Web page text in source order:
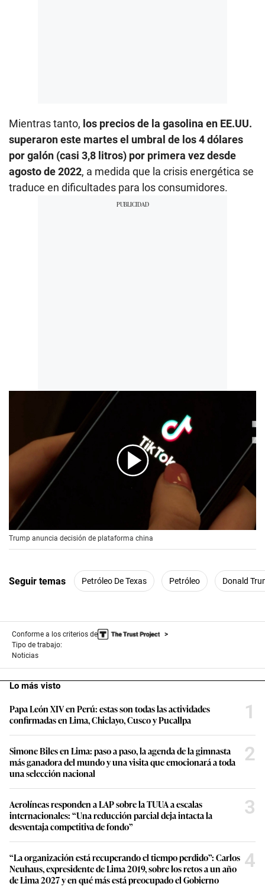
Mientras tanto, los precios de la gasolina en EE.UU.
superaron este martes el umbral de los 4 dólares
por galón (casi 3,8 litros) por primera vez desde
agosto de 2022, a medida que la crisis energética se
traduce en dificultades para los consumidores.
Trump anuncia decisión de plataforma china
Seguir temas Petróleo De Texas Petróleo Donald
Conforme a los criterios de
Tipo de trabajo:
Noticias
Lo más visto
Papa León XIV en Perú: estas son todas las actividades
confirmadas en Lima, Chiclayo, Cusco y Pucallpa
1
Simone Biles en Lima: paso a paso, la agenda de la gimnasta
más ganadora del mundo y una visita que emocionará a toda
una selección nacional
2
Aerolíneas responden a LAP sobre la TUUA a escalas
internacionales: “Una reducción parcial deja intacta la
desventaja competitiva de fondo”
3
“La organización está recuperando el tiempo perdido”: Carlos
Neuhaus, expresidente de Lima 2019, sobre los retos a un año
de Lima 2027 y en qué más está preocupado el Gobierno
4